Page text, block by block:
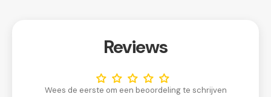
Reviews
Wees de eerste om een beoordeling te schrijven